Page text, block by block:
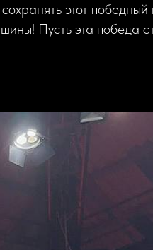
этот
Пусть эта победа